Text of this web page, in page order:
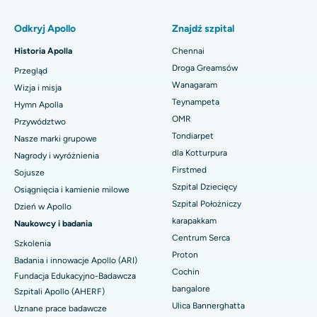
Znajdź dentystę
Znajdź pediatrię
Znajdź dermatologa
Znajdź urologa
Znajdź diabetologa
Najlepszy szpital w Paschim Boragaon, Guwahati
Najlepszy szpital przy PH Road w Chennai
Najlepszy ośrodek kardiologiczny w Thousand Lights w
Ćennaju
Najlepszy szpital w Jubilee Hills, Hajdarabad
Najlepszy szpital w Tondiarpet, Chennai
Najlepszy szpital w Kotturpuram, Chennai
Najlepszy szpital na Kovai Road, Karur
Najlepszy szpital w Karapakkam, Chennai
Najlepszy szpital w Arilova, Vizag
Najlepszy szpital przy Kanpur Road w Lucknow
podmięśniowego
Szybka wymiana stawu kolanowego w ramach opieki dziennej
Rękawowa resekcja żołądka
Operacja laserowa Lasik
Korekcja nosa
Liposukcja
Angiogram wieńcowy
Wymiana przezcewnikowej zastawki aortalnej
Naprawa zastawki MitraClip
Minimalnie inwazyjna kardiochirurgia
Ablacja cewnika
Odkryj Apollo
Historia Apolla
Przegląd
Wizja i misja
Hymn Apolla
Przywództwo
Nasze marki grupowe
Nagrody i wyróżnienia
Sojusze
Osiągnięcia i kamienie milowe
Dzień w Apollo
Naukowcy i badania
Szkolenia
Badania i innowacje Apollo (ARI)
Fundacja Edukacyjno-Badawcza
Szpitali Apollo (AHERF)
Uznane prace badawcze
Znajdź szpital
Chennai
Droga Greamsów
Wanagaram
Teynampeta
OMR
Tondiarpet
dla Kotturpura
Firstmed
Szpital Dziecięcy
Szpital Położniczy
karapakkam
Centrum Serca
Proton
Cochin
bangalore
Ulica Bannerghatta